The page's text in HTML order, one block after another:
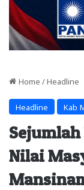
Home / Headline
Headline Kab
Nilai